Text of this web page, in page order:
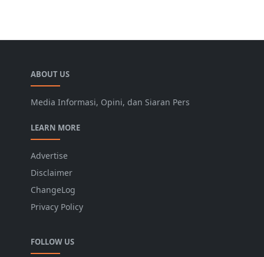
ABOUT US
Media Informasi, Opini, dan Siaran Pers
LEARN MORE
Advertise
Disclaimer
ChangeLog
Privacy Policy
FOLLOW US